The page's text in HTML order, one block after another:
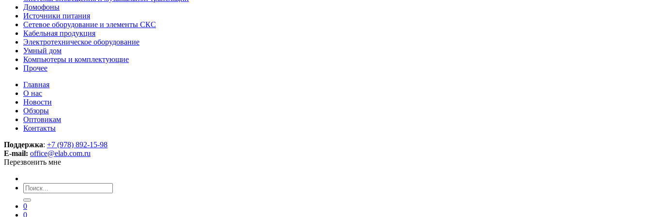
Домофоны
Источники питания
Сетевое оборудование и элементы СКС
Кабельная продукция
Электротехническое оборудование
Умный дом
Компьютеры и комплектующие
Прочее
Главная
О нас
Новости
Обзоры
Оптовикам
Контакты
Поддержка: +7 (978) 892-15-98
E-mail: office@elab.com.ru
Перезвонить мне
0
0